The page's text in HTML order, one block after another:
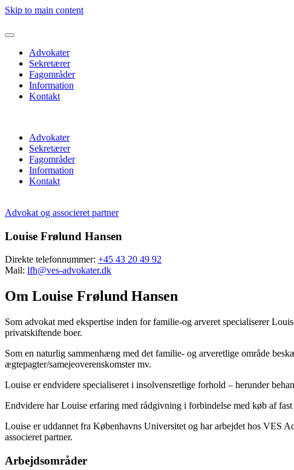
Skip to main content
Advokater
Sekretærer
Fagområder
Information
Kontakt
Advokater
Sekretærer
Fagområder
Information
Kontakt
Advokat og associeret partner
Louise Frølund Hansen
Direkte telefonnummer: +45 43 20 49 92
Mail: lfh@ves-advokater.dk
Om Louise Frølund Hansen
Som advokat med ekspertise inden for familie-og arveret specialiserer
privatskiftende boer.
Som en naturlig sammenhæng med det familie- og arveretlige område
ægtepagter/samejeoverenskomster mv.
Louise er endvidere specialiseret i insolvensretlige forhold – herunder
Endvidere har Louise erfaring med rådgivning i forbindelse med køb af fast
Louise er uddannet fra Københavns Universitet og har arbejdet hos VES
associeret partner.
Arbejdsområder